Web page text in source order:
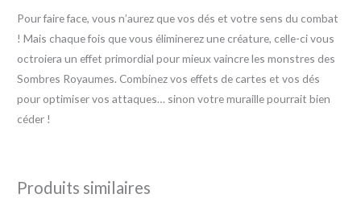
Pour faire face, vous n’aurez que vos dés et votre sens du combat
! Mais chaque fois que vous éliminerez une créature, celle-ci vous
octroiera un effet primordial pour mieux vaincre les monstres des
Sombres Royaumes. Combinez vos effets de cartes et vos dés
pour optimiser vos attaques… sinon votre muraille pourrait bien
céder !
Produits similaires